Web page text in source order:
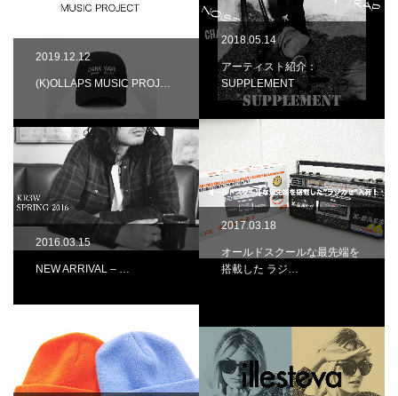
2019.12.12
(K)OLLAPS MUSIC PROJ…
2018.05.14
アーティスト紹介：
SUPPLEMENT
2016.03.15
NEW ARRIVAL – …
2017.03.18
オールドスクールな最先端を
搭載した ラジ…